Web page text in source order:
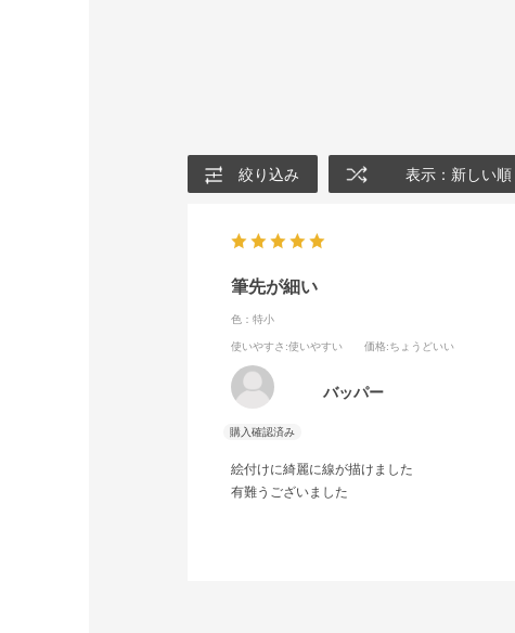
絞り込み 表示：新しい順
筆先が細い
色：特小
使いやすさ :使いやすい 価格:ちょうどいい
バッパー
絵付けに綺麗に線が描けました
有難うございました